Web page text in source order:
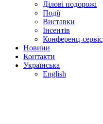
Ділові подорожі
Події
Виставки
Інсентів
Конференц-сервіс
Новини
Контакти
Українська
English